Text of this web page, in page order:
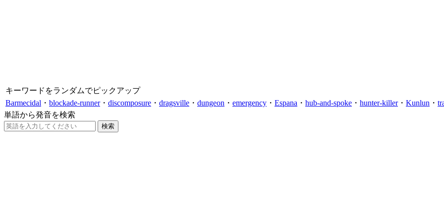
キーワードをランダムでピックアップ
Barmecidal ・ blockade-runner・ discomposure ・ dragsville ・ dungeon ・ emergency ・ Espana ・ hub-and-spoke ・ hunter-killer・ Kunlun ・
単語から発音を検索